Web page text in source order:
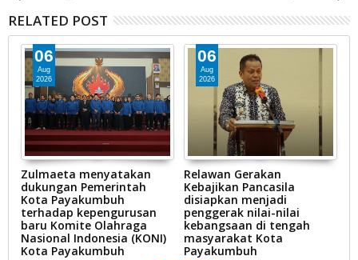
RELATED POST
06
Aug
2026
Zulmaeta menyatakan
dukungan Pemerintah
Kota Payakumbuh
terhadap kepengurusan
baru Komite Olahraga
Nasional Indonesia (KONI)
Kota Payakumbuh
06
Aug
2026
Relawan Gerakan
Kebajikan Pancasila
disiapkan menjadi
penggerak nilai-nilai
kebangsaan di tengah
masyarakat Kota
Payakumbuh